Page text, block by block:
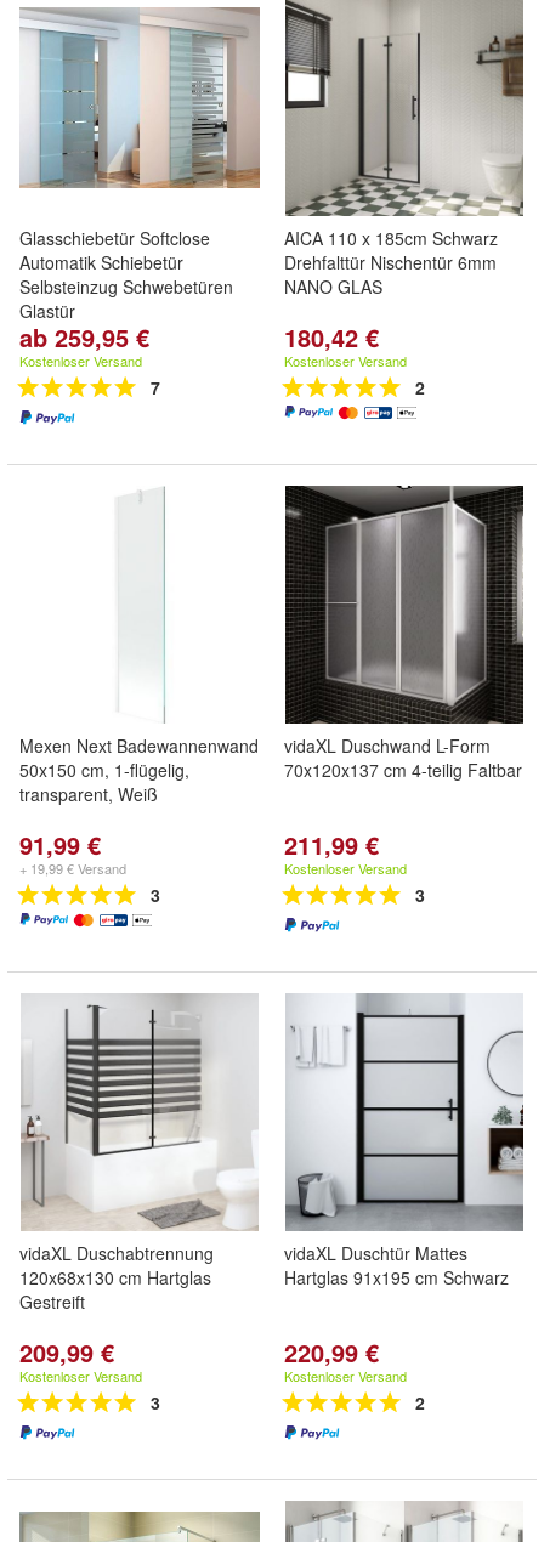
Glasschiebetür Softclose
Automatik Schiebetür
Selbsteinzug Schwebetüren
Glastür
ab 259,95 €
Kostenloser Versand
7
AICA 110 x 185cm Schwarz
Drehfalttür Nischentür 6mm
NANO GLAS
180,42 €
Kostenloser Versand
2
Mexen Next Badewannenwand
50x150 cm, 1-flügelig,
transparent, Weiß
91,99 €
+ 19,99 € Versand
3
vidaXL Duschwand L-Form
70x120x137 cm 4-teilig Faltbar
211,99 €
Kostenloser Versand
3
vidaXL Duschabtrennung
120x68x130 cm Hartglas
Gestreift
209,99 €
Kostenloser Versand
3
vidaXL Duschtür Mattes
Hartglas 91x195 cm Schwarz
220,99 €
Kostenloser Versand
2